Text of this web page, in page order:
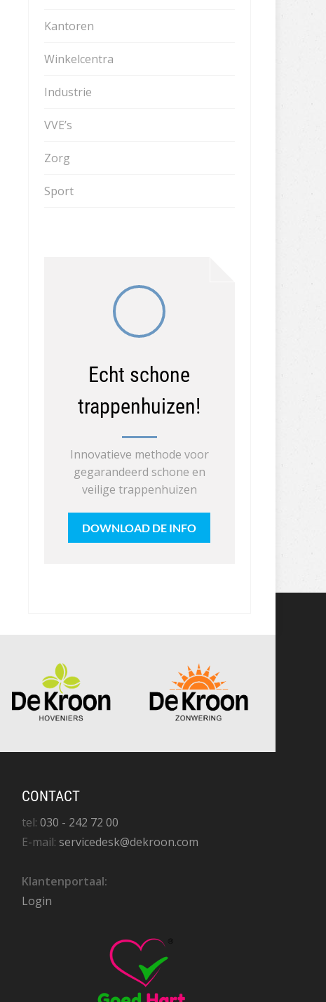
Kantoren
Winkelcentra
Industrie
VVE’s
Zorg
Sport
Echt schone
trappenhuizen!
Innovatieve methode voor
gegarandeerd schone en
veilige trappenhuizen
DOWNLOAD DE INFO
CONTACT
tel: 030 - 242 72 00
E-mail: servicedesk@dekroon.com
Klantenportaal:
Login